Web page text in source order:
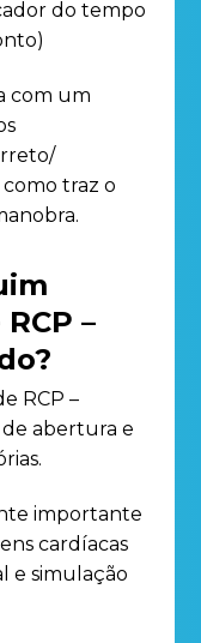
do tempo
com um
como traz o
–
RCP –
abertura e
importante
cardíacas
e simulação